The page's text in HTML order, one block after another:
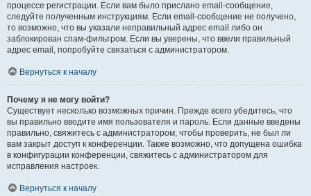
процессе регистрации. Если вам было прислано email-сообщение,
следуйте полученным инструкциям. Если email-сообщение не получено,
то возможно, что вы указали неправильный адрес email либо он
заблокирован спам-фильтром. Если вы уверены, что ввели правильный
адрес email, попробуйте связаться с администратором.
Вернуться к началу
Почему я не могу войти?
Существует несколько возможных причин. Прежде всего убедитесь, что
вы правильно вводите имя пользователя и пароль. Если данные введены
правильно, свяжитесь с администратором, чтобы проверить, не был ли
вам закрыт доступ к конференции. Также возможно, что допущена ошибка
в конфигурации конференции, свяжитесь с администратором для
исправления настроек.
Вернуться к началу